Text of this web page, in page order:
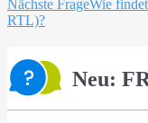
Nächste FrageWie
RTL)?
Neu: